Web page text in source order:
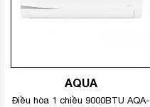
AQUA
Điều hòa 1 chiều 9000BTU AQA-